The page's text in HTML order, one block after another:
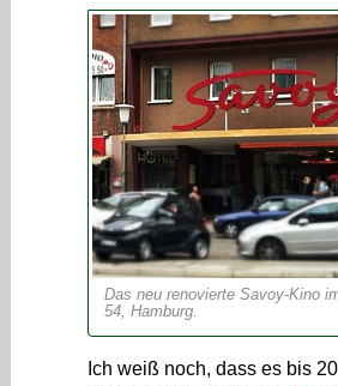
Das neu renovierte Savoy-Kino
54, Hamburg.
Ich weiß noch, dass es bis